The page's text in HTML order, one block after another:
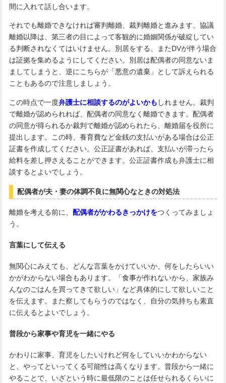
間に入れて話し合います。
それでも離婚できなければ審判離婚、裁判離婚と進みます。協議
離婚以降は、第三者の目によって客観的に婚姻関係が破綻してい
る判断されなくてはいけません。別居をする、またDVが伴う場合
は証拠を集めるようにしてください。別居は配偶者の同意ないま
ましてしまうと、逆にこちらが「悪意の遺棄」として訴えられる
こともあるので注意しましょう。
この時点で一度弁護士に相談するのがよいかも しれません。裁判
で離婚が認められれば、配偶者の同意なく離婚できます。配偶者
の同意が得られるか裁判で離婚が認められたら、離婚届を役所に
提出します。この時、養育費など金銭の支払いがある場合は公正
証書を作成してください。公正証書があれば、支払いが滞ったら
給料を差し押さえることができます。公正証書作成も弁護士に相
談するとよいでしょう。
配偶者が夫・妻の体調不良に無関心なときの対処法
離婚を考える前に、 配偶者がかわるきっかけをつくってみましょ
う。
言葉にして伝える
無関心にみえても、どんな言葉をかけていいか、何をしたらいい
かがわからない場合もあります。「食事が作れないから、家族み
んなのごはんを買ってきて欲しい」など具体的にして欲しいこと
を伝えます。また察してもらうのではなく、自分の気持ちも素直
に伝えるとよいでしょう。
普段から家事や育児を一緒にやる
かわりに家事、育児をしたいけれど何をしていいかわからない
と、やってといってくる可能性は高くなります。普段から一緒に
やることで、いざという時に最低限のことは任せられるくらいに